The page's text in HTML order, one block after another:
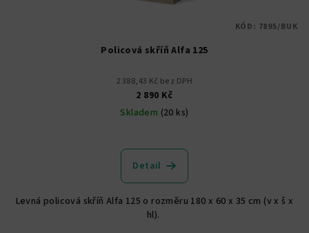
Policová skříň Alfa 125
2 388,43 Kč bez DPH
2 890 Kč
Skladem (20 ks)
Detail
Levná policová skříň Alfa 125 o rozměru 180 x 60 x 35 cm (v x š x
hl).
KÓD: 7895/BUK